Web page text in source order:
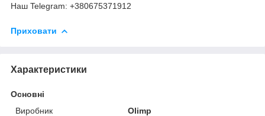
Наш Telegram: +380675371912
Приховати
Характеристики
Основні
Виробник
Olimp